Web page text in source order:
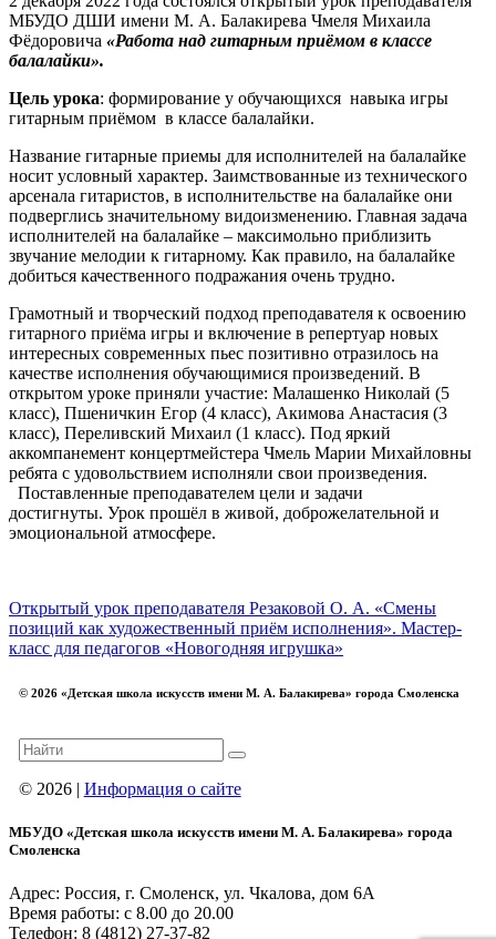
МБУДО ДШИ имени М. А. Балакирева Чмеля Михаила
Фёдоровича «Работа над гитарным приёмом в классе
балалайки».
Цель урока: формирование у обучающихся навыка игры
гитарным приёмом в классе балалайки.
Название гитарные приемы для исполнителей на балалайке
носит условный характер. Заимствованные из технического
арсенала гитаристов, в исполнительстве на балалайке они
подверглись значительному видоизменению. Главная задача
исполнителей на балалайке – максимольно приблизить
звучание мелодии к гитарному. Как правило, на балалайке
добиться качественного подражания очень трудно.
Грамотный и творческий подход преподавателя к освоению
гитарного приёма игры и включение в репертуар новых
интересных современных пьес позитивно отразилось на
качестве исполнения обучающимися произведений. В
открытом уроке приняли участие: Малашенко Николай (5
класс), Пшеничкин Егор (4 класс), Акимова Анастасия (3
класс), Переливский Михаил (1 класс). Под яркий
аккомпанемент концертмейстера Чмель Марии Михайловны
ребята с удовольствием исполняли свои произведения.
Поставленные преподавателем цели и задачи
достигнуты. Урок прошёл в живой, доброжелательной и
эмоциональной атмосфере.
Открытый урок преподавателя Резаковой О. А. «Смены
позиций как художественный приём исполнения». Мастер-
класс для педагогов «Новогодняя игрушка»
© 2026 «Детская школа искусств имени М. А. Балакирева» города Смоленска
© 2026 | Информация о сайте
МБУДО «Детская школа искусств имени М. А. Балакирева» города
Смоленска
Адрес: Россия, г. Смоленск, ул. Чкалова, дом 6А
Время работы: с 8.00 до 20.00
Телефон: 8 (4812) 27-37-82